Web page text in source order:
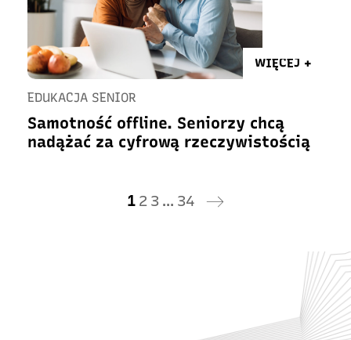
WIĘCEJ +
EDUKACJA SENIOR
Samotność offline. Seniorzy chcą
nadążać za cyfrową rzeczywistością
1 2 3 … 34